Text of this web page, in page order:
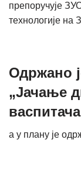
препоручује
технологије
Одржано
„Јачање
а у плану је